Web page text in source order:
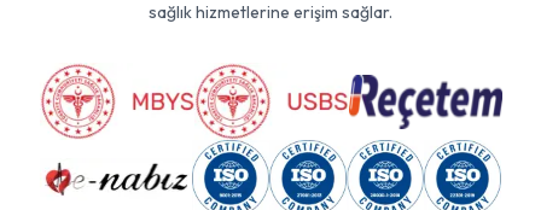
sağlık hizmetlerine erişim sağlar.